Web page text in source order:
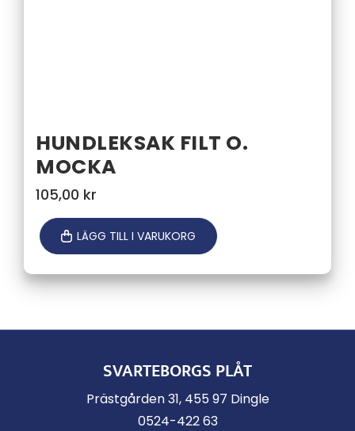
HUNDLEKSAK FILT O.
MOCKA
105,00 kr
LÄGG TILL I VARUKORG
SVARTEBORGS PLÅT
Prästgården 31, 455 97 Dingle
0524-422 63